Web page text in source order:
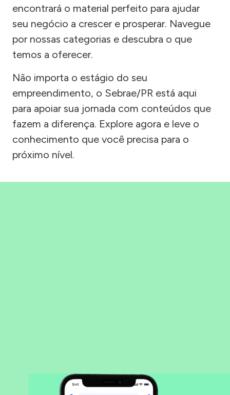
encontrará o material perfeito para ajudar
seu negócio a crescer e prosperar. Navegue
por nossas categorias e descubra o que
temos a oferecer.
Não importa o estágio do seu
empreendimento, o Sebrae/PR está aqui
para apoiar sua jornada com conteúdos que
fazem a diferença. Explore agora e leve o
conhecimento que você precisa para o
próximo nível.